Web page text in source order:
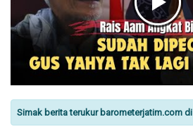
Simak berita terukur barometerjatim.com di